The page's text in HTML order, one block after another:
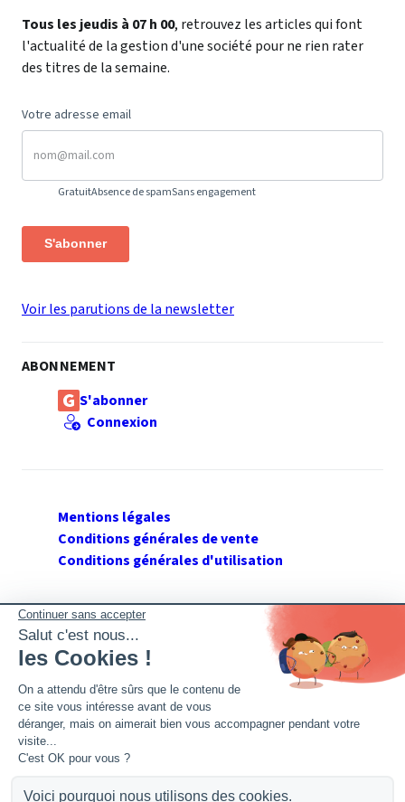
Tous les jeudis à 07 h 00, retrouvez les articles qui font
l'actualité de la gestion d'une société pour ne rien rater
des titres de la semaine.
Votre adresse email
GratuitAbsence de spamSans engagement
S'abonner
Voir les parutions de la newsletter
ABONNEMENT
S'abonner
Connexion
Mentions légales
Conditions générales de vente
Conditions générales d'utilisation
SUIVEZ GERANT DE SARL
Twitter
Facebook